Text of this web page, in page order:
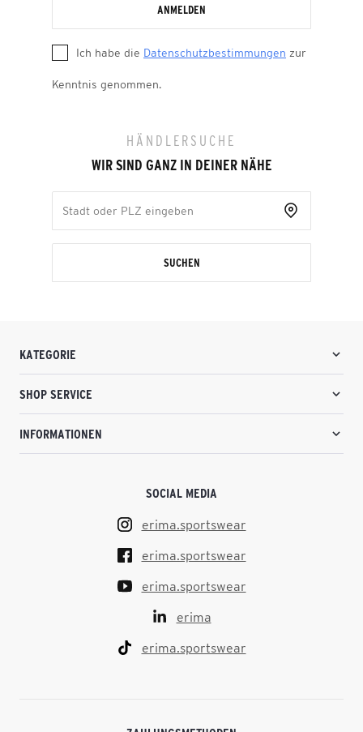
ANMELDEN
Ich habe die Datenschutzbestimmungen zur
Kenntnis genommen.
HÄNDLERSUCHE
WIR SIND GANZ IN DEINER NÄHE
SUCHEN
KATEGORIE
SHOP SERVICE
INFORMATIONEN
SOCIAL MEDIA
erima.sportswear
erima.sportswear
erima.sportswear
erima
erima.sportswear